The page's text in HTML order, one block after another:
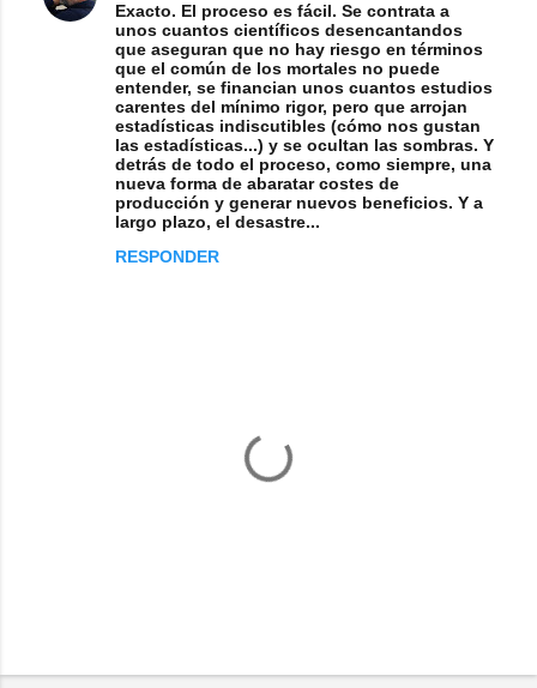
s
Exacto. El proceso es fácil. Se contrata a
unos cuantos científicos desencantandos
que aseguran que no hay riesgo en términos
que el común de los mortales no puede
entender, se financian unos cuantos estudios
carentes del mínimo rigor, pero que arrojan
estadísticas indiscutibles (cómo nos gustan
las estadísticas...) y se ocultan las sombras. Y
detrás de todo el proceso, como siempre, una
nueva forma de abaratar costes de
producción y generar nuevos beneficios. Y a
largo plazo, el desastre...
RESPONDER